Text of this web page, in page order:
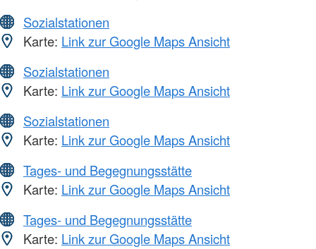
Sozialstationen
Karte: Link zur Google Maps Ansicht
Sozialstationen
Karte: Link zur Google Maps Ansicht
Sozialstationen
Karte: Link zur Google Maps Ansicht
Tages- und Begegnungsstätte
Karte: Link zur Google Maps Ansicht
Tages- und Begegnungsstätte
Karte: Link zur Google Maps Ansicht